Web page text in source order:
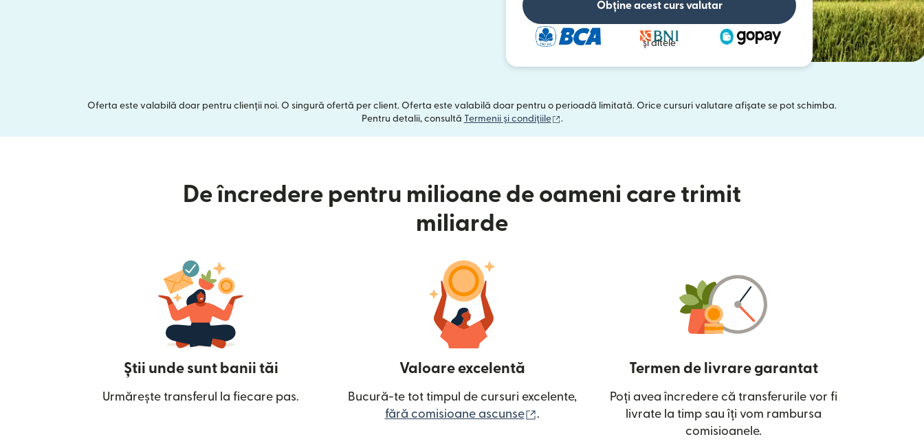
Obține acest curs valutar
și altele
Oferta este valabilă doar pentru clienții noi. O singură ofertă per client. Oferta este valabilă doar pentru o perioadă limitată. Orice cursuri valutare afișate se pot schimba.
Pentru detalii, consultă Termenii și condițiile (se deschide într-o fereastră nouă)
.
De încredere pentru milioane de oameni care trimit
miliarde
Știi unde sunt banii tăi
Urmărește transferul la fiecare pas.
Valoare excelentă
Bucură-te tot timpul de cursuri excelente,
fără comisioane ascunse
(se deschide într-o fereastră nouă)
.
Termen de livrare garantat
Poți avea încredere că transferurile vor fi
livrate la timp sau îți vom rambursa
comisioanele.